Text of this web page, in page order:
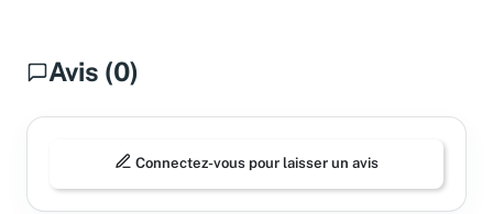
Avis (0)
Connectez-vous pour laisser un avis